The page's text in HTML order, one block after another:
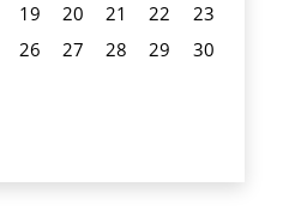
19 20 21 22
23
26 27 28 29
30